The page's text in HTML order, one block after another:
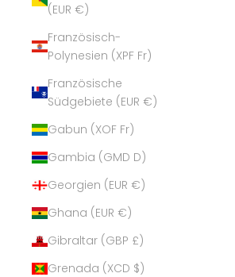
(EUR €)
Französisch-
Polynesien (XPF Fr)
Französische
Südgebiete (EUR €)
Gabun (XOF Fr)
Gambia (GMD D)
Georgien (EUR €)
Ghana (EUR €)
Gibraltar (GBP £)
Grenada (XCD $)